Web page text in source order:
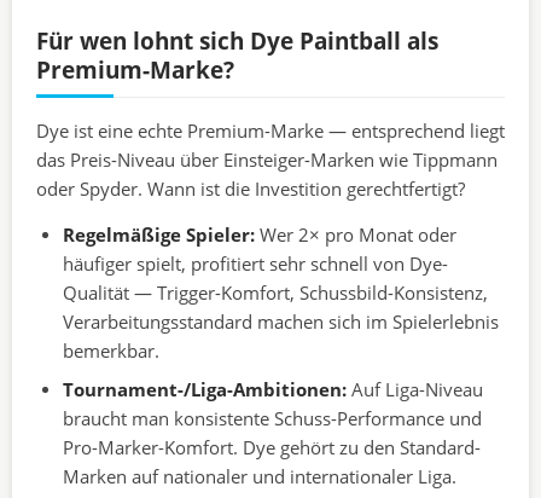
Für wen lohnt sich Dye Paintball als
Premium-Marke?
Dye ist eine echte Premium-Marke — entsprechend liegt
das Preis-Niveau über Einsteiger-Marken wie Tippmann
oder Spyder. Wann ist die Investition gerechtfertigt?
Regelmäßige Spieler: Wer 2× pro Monat oder
häufiger spielt, profitiert sehr schnell von Dye-
Qualität — Trigger-Komfort, Schussbild-Konsistenz,
Verarbeitungsstandard machen sich im Spielerlebnis
bemerkbar.
Tournament-/Liga-Ambitionen: Auf Liga-Niveau
braucht man konsistente Schuss-Performance und
Pro-Marker-Komfort. Dye gehört zu den Standard-
Marken auf nationaler und internationaler Liga.